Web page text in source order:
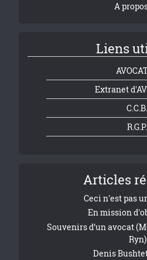
A
Liens
Extranet
Articles
Ceci n'est pas
En mission
Souvenirs d’un avocat
Ryn)
Denis